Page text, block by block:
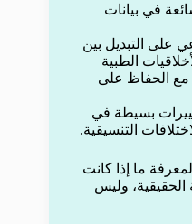
في بيانات
على التبديل بين
الطبية
مع الحفاظ على
بسيطة في
التنسيقية.
ما إذا كانت
الحقيقية، وليس